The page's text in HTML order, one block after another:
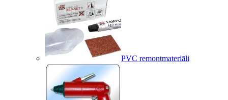
PVC remontmateriāli